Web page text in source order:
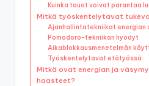
Kuinka tauot voivat parantaa
Mitkä työskentelytavat
Ajanhallintatekniikat energian
Pomodoro-tekniikan hyödyt
Aikablokkausmenetelmän
Työskentelytavat etätyössä
Mitkä ovat energian ja
haasteet?